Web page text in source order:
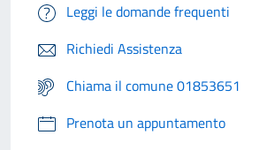
Leggi le domande frequenti
Richiedi Assistenza
Chiama il comune 01853651
Prenota un appuntamento